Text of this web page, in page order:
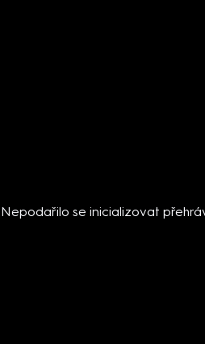
Nepodařilo se inicializovat